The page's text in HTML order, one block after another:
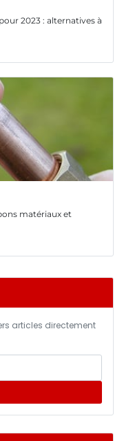
2023 : alternatives à
matériaux et
articles directement